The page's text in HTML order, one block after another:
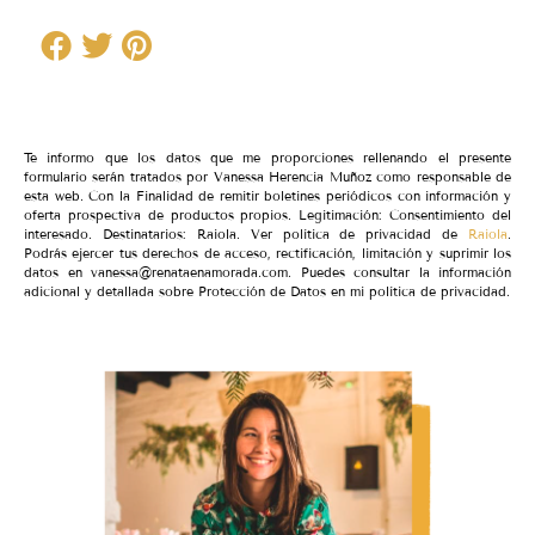
Te informo que los datos que me proporciones rellenando el presente
formulario serán tratados por Vanessa Herencia Muñoz como responsable de
esta web. Con la Finalidad de remitir boletines periódicos con información y
oferta prospectiva de productos propios. Legitimación: Consentimiento del
interesado. Destinatarios: Raiola. Ver política de privacidad de Raiola.
Podrás ejercer tus derechos de acceso, rectificación, limitación y suprimir los
datos en vanessa@renataenamorada.com. Puedes consultar la información
adicional y detallada sobre Protección de Datos en mi política de privacidad.